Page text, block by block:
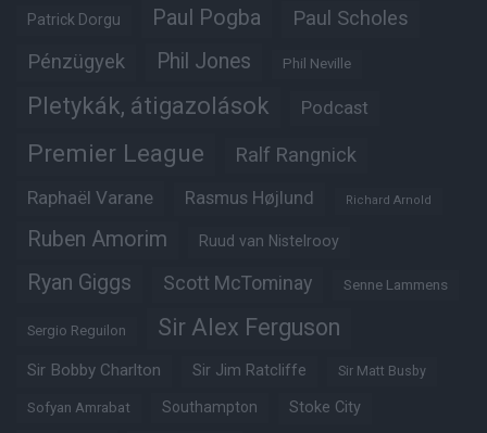
Patrick Dorgu Paul Pogba Paul Scholes
Pénzügyek Phil Jones Phil Neville
Pletykák, átigazolások Podcast
Premier League Ralf Rangnick
Raphaël Varane Rasmus Højlund Richard Arnold
Ruben Amorim Ruud van Nistelrooy
Ryan Giggs Scott McTominay Senne Lammens
Sergio Reguilon Sir Alex Ferguson
Sir Bobby Charlton Sir Jim Ratcliffe Sir Matt Busby
Sofyan Amrabat Southampton Stoke City